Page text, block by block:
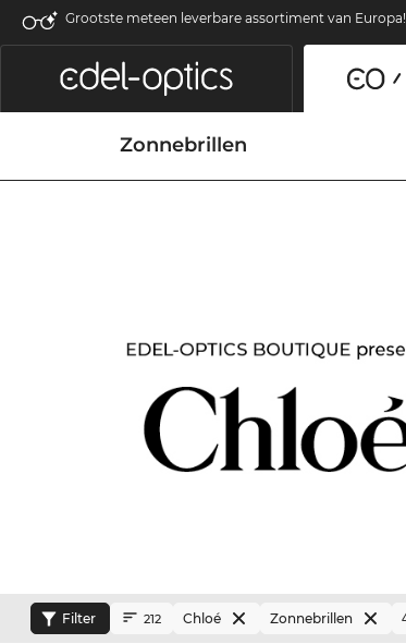
Grootste meteen leverbare assortiment van Europa!
Zonnebrillen
Filter 212 Chloé Zonnebrillen